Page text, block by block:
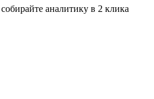
аналитику в 2 клика